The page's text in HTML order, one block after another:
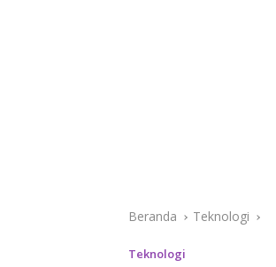
Beranda Teknologi
Teknologi